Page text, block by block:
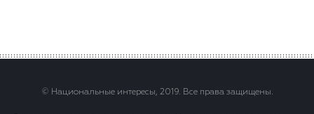
© Национальные интересы, 2019. Все права защищены.